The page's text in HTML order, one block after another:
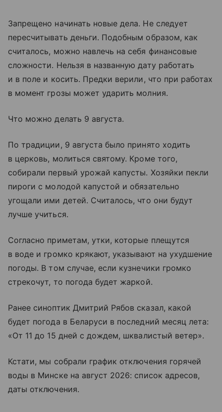
Запрещено начинать новые дела. Не следует
пересчитывать деньги. Подобным образом, как
считалось, можно навлечь на себя финансовые
сложности. Нельзя в названную дату работать
и в поле и косить. Предки верили, что при работах
в момент грозы может ударить молния.
Что можно делать 9 августа.
По традиции, 9 августа было принято ходить
в церковь, молиться святому. Кроме того,
собирали первый урожай капусты. Хозяйки пекли
пироги с молодой капустой и обязательно
угощали ими детей. Считалось, что они будут
лучше учиться.
Согласно приметам, утки, которые плещутся
в воде и громко крякают, указывают на ухудшение
погоды. В том случае, если кузнечики громко
стрекочут, то погода будет жаркой.
Ранее синоптик Дмитрий Рябов сказал, какой
будет погода в Беларуси в последний месяц лета:
«От 11 до 15 дней с дождем, шквалистый ветер».
Кстати, мы собрали график отключения горячей
воды в Минске на август 2026: список адресов,
даты отключения.